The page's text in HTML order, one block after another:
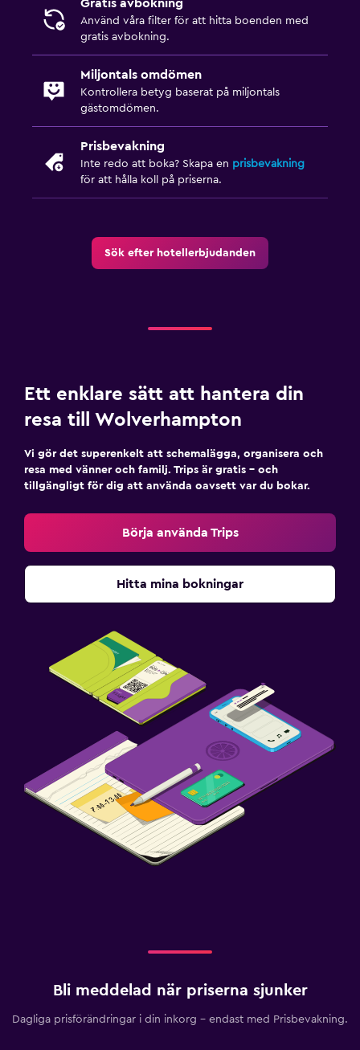
Gratis avbokning
Använd våra filter för att hitta boenden med
gratis avbokning.
Miljontals omdömen
Kontrollera betyg baserat på miljontals
gästomdömen.
Prisbevakning
Inte redo att boka? Skapa en prisbevakning
för att hålla koll på priserna.
Sök efter hotellerbjudanden
Ett enklare sätt att hantera din
resa till Wolverhampton
Vi gör det superenkelt att schemalägga, organisera och
resa med vänner och familj. Trips är gratis – och
tillgängligt för dig att använda oavsett var du bokar.
Börja använda Trips
Hitta mina bokningar
Bli meddelad när priserna sjunker
Dagliga prisförändringar i din inkorg – endast med Prisbevakning.